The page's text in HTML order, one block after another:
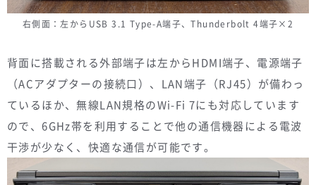
右側面：左からUSB 3.1 Type-A端子、Thunderbolt 4端子×2
背面に搭載される外部端子は左からHDMI端子、電源端子
（ACアダプターの接続口）、LAN端子（RJ45）が備わっ
ているほか、無線LAN規格のWi-Fi 7にも対応しています
ので、6GHz帯を利用することで他の通信機器による電波
干渉が少なく、快適な通信が可能です。